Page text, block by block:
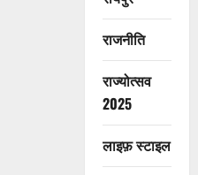
राजनीति
राज्योत्सव
2025
लाइफ़ स्टाइल